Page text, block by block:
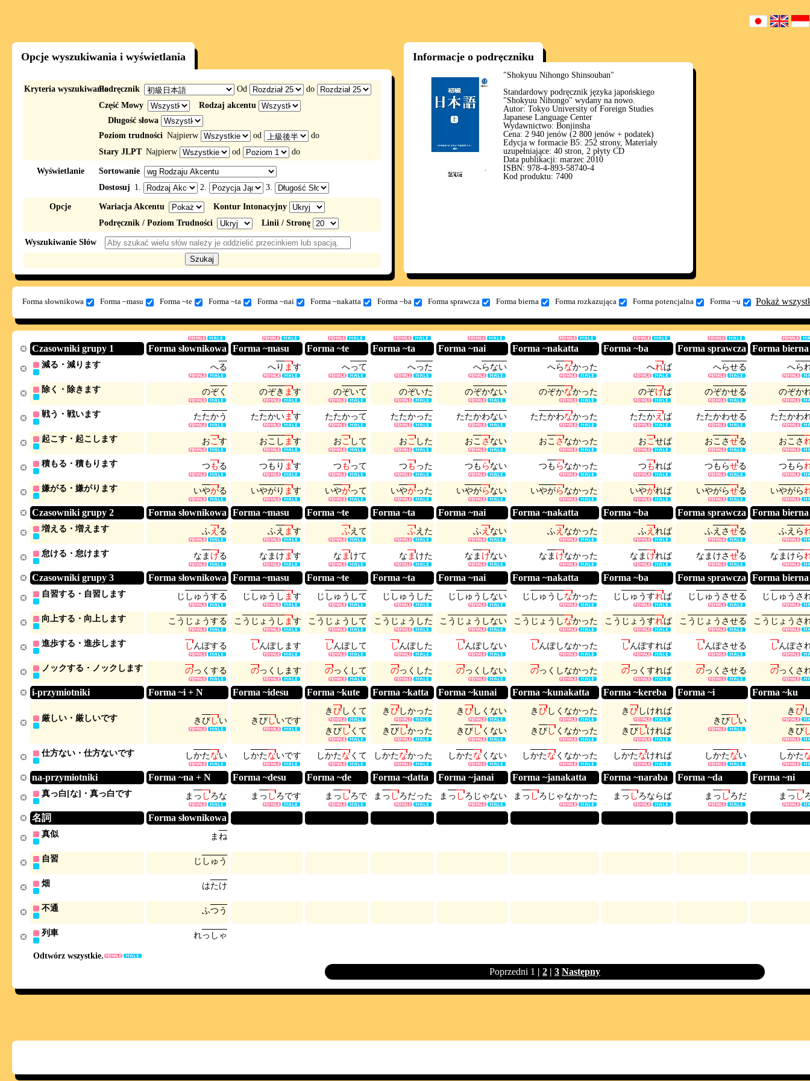
Opcje wyszukiwania i wyświetlania
Kryteria wyszukiwaniaPodręcznik Od
do
Część Mowy
Rodzaj akcentu
Długość słowa
Poziom trudności Najpierw od
do
Stary JLPT Najpierw od do
Wyświetlanie
Sortowanie
Dostosuj 1. 2. 3.
Opcje Wariacja Akcentu
Kontur Intonacyjny
Podręcznik / Poziom Trudności
Linii / Stronę
Wyszukiwanie Słów
Informacje o podręczniku
"Shokyuu Nihongo Shinsouban"
Standardowy podręcznik języka japońskiego
"Shokyuu Nihongo" wydany na nowo.
Autor: Tokyo University of Foreign Studies
Japanese Language Center
Wydawnictwo: Bonjinsha
Cena: 2 940 jenów (2 800 jenów + podatek)
Edycja w formacie B5: 252 strony, Materiały
uzupełniające: 40 stron, 2 płyty CD
Data publikacji: marzec 2010
ISBN: 978-4-893-58740-4
Kod produktu: 7400
Forma słownikowa Forma ~masu Forma ~te Forma ~ta Forma ~nai Forma ~nakatta Forma ~ba Forma sprawcza Forma bierna Forma rozkazująca Forma potencjalna Forma ~u Pokaż
Czasowniki grupy 1 Forma słownikowa Forma ~masu Forma ~te Forma ~ta Forma ~nai Forma ~nakatta Forma ~ba Forma sprawcza Forma bierna
Odtwórz wszystkie.
減る・減ります へる へり ます へって へった へらない へらなかった へれば へらせる へら
除く・除きます のぞく のぞき ます のぞいて のぞいた のぞかない のぞかなかった のぞけば のぞかせる のぞか
戦う・戦います たたかう たたかいます たたかって たたかった たたかわない たたかわなかった たたかえば たたかわせる たたかわ
起こす・起こします おこす おこ し ます おこして おこした おこ さない おこ さなかった おこせば おこ させる おこ さ
積もる・積もります つもる つも り ます つもって つもった つも らない つも らなかった つもれば つも らせる つも ら
嫌がる・嫌がります いやがる いやがり ます いやがって いやがった いやがらない いやがらなかった いやがれば いやがらせる いやがら
Czasowniki grupy 2 Forma słownikowa Forma ~masu Forma ~te Forma ~ta Forma ~nai Forma ~nakatta Forma ~ba Forma sprawcza Forma bierna
増える・増えます ふえる ふえ ます ふえ て ふえ た ふえない ふえなかった ふえれば ふえ させる ふえ ら
怠ける・怠けます な ま ける な ま け ます な まけて な まけた な ま けない な ま けなかった な ま ければ な ま けさせる な ま けら
Czasowniki grupy 3 Forma słownikowa Forma ~masu Forma ~te Forma ~ta Forma ~nai Forma ~nakatta Forma ~ba Forma sprawcza Forma bierna
自習する・自習します じ し ゅ うする じ し ゅ う し ます じ し ゅ う して じ し ゅ う した じ し ゅ う しない じ し ゅ う しなかった じ し ゅ うすれば じ し ゅ う させる じ し ゅ う さ
向上する・向上します こ う じ ょ うする こ う じ ょ う し ます こ う じ ょ う して こ う じ ょ う した こ う じ ょ う しない こ う じ ょ う しなかった こ う じ ょ うすれば こ う じ ょ う させる こ う じ ょ う さ
進歩する・進歩します しんぽする しんぽし ます しんぽして しんぽした しんぽしない しんぽしなかった しんぽすれば しんぽさせる しんぽさ
ノックする・ノックします のっ く する のっ く し ます のっ く して のっ く した のっ く しない のっ く しなかった のっ く すれば のっ く させる のっ く さ
i-przymiotniki Forma ~i + N Forma ~idesu Forma ~kute Forma ~katta Forma ~kunai Forma ~kunakatta Forma ~kereba Forma ~i Forma ~ku
厳しい・厳しいです きびしい きびしいです
きびし く て
きびしく て
きびしかった
きびしかった
きびし く ない
きびしく ない
きびし く なかった
きびしく なかった
きびしければ
きびしければ
きびしい
きび
きび
仕方ない・仕方ないです しかたない しかたないです しかたなく て しかたなかった しかたなく ない しかたなく なかった しかたなければ しかたない しかた
na-przymiotniki Forma ~na + N Forma ~desu Forma ~de Forma ~datta Forma ~janai Forma ~janakatta Forma ~naraba Forma ~da Forma ~ni
真っ白[な]・真っ白です ま っ しろな ま っ しろです ま っ しろで ま っ しろだった ま っ しろ じ ゃない ま っ しろ じ ゃなかった ま っ しろならば ま っ しろだ ま っ し
名詞 Forma słownikowa
真似 ま ね
自習 じ し ゅ う
畑 はたけ
不通 ふつう
列車 れっ し ゃ
Poprzedni 1 | 2 | 3 Następny